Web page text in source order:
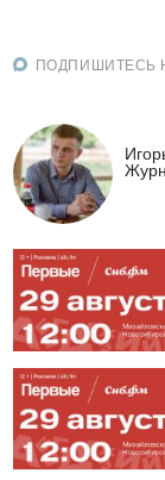
ПОДПИШИТЕСЬ